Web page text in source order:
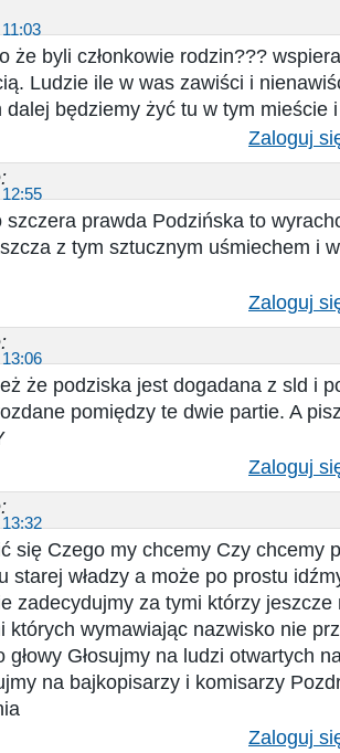
że byli członkowie rodzin???
Ludzie ile w was zawiści i
dalej będziemy żyć tu w tym mieście
Zaloguj
szczera prawda Podzińska to
z tym sztucznym uśmiechem i
Zaloguj
że podziska jest dogadana z sld i
pomiędzy te dwie partie. A
Zaloguj
się Czego my chcemy Czy chcemy
starej władzy a może po prostu
zadecydujmy za tymi którzy jeszcze
których wymawiając nazwisko nie
głowy Głosujmy na ludzi otwartych
na bajkopisarzy i komisarzy
Zaloguj